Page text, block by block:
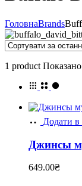
ГоловнаBrands
1 product Показано
Додати
Джинсы
649.00₴